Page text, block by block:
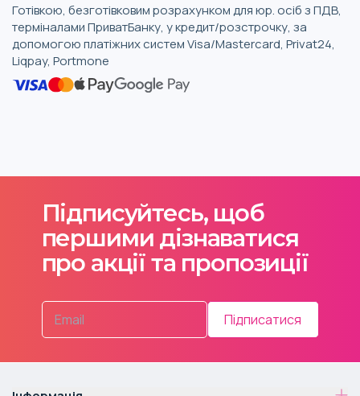
Готівкою, безготівковим розрахунком для юр. осіб з ПДВ,
терміналами ПриватБанку, у кредит/розстрочку, за
допомогою платіжних систем Visa/Mastercard, Privat24,
Liqpay, Portmone
Підписуйтесь, щоб
першими дізнаватися
про акції та пропозиції
Підписатися